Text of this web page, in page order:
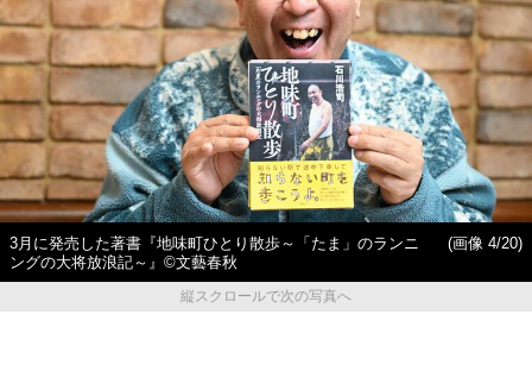
3月に発売した著書『地味町ひとり散歩～「たま」のランニ
ングの大将放浪記～』©︎文藝春秋
(画像 4/20)
縦スクロールで次の写真へ